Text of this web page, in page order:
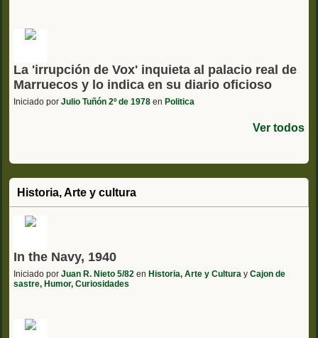
La 'irrupción de Vox' inquieta al palacio real de
Marruecos y lo indica en su diario oficioso
Iniciado por Julio Tuñón 2º de 1978 en Politica
Ver todos
Historia, Arte y cultura
In the Navy, 1940
Iniciado por Juan R. Nieto 5/82 en Historia, Arte y Cultura y Cajon de
sastre, Humor, Curiosidades